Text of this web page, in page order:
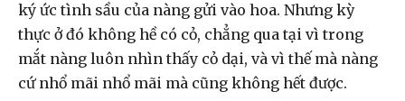
ký ức tình sầu của nàng gửi vào hoa. Nhưng kỳ
thực ở đó không hề có cỏ, chẳng qua tại vì trong
mắt nàng luôn nhìn thấy cỏ dại, và vì thế mà nàng
cứ nhổ mãi nhổ mãi mà cũng không hết được.